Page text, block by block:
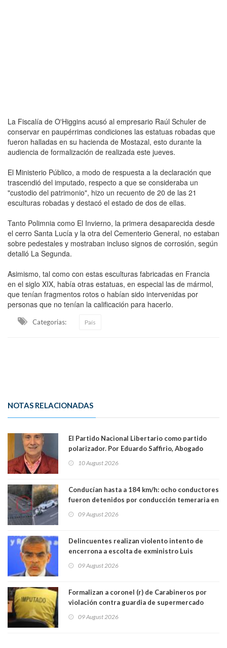
La Fiscalía de O'Higgins acusó al empresario Raúl Schuler de
conservar en paupérrimas condiciones las estatuas robadas que
fueron halladas en su hacienda de Mostazal, esto durante la
audiencia de formalización de realizada este jueves.
El Ministerio Público, a modo de respuesta a la declaración que
trascendió del imputado, respecto a que se consideraba un
"custodio del patrimonio", hizo un recuento de 20 de las 21
esculturas robadas y destacó el estado de dos de ellas.
Tanto Polimnia como El Invierno, la primera desaparecida desde
el cerro Santa Lucía y la otra del Cementerio General, no estaban
sobre pedestales y mostraban incluso signos de corrosión, según
detalló La Segunda.
Asimismo, tal como con estas esculturas fabricadas en Francia
en el siglo XIX, había otras estatuas, en especial las de mármol,
que tenían fragmentos rotos o habían sido intervenidas por
personas que no tenían la calificación para hacerlo.
Categorias: País
NOTAS RELACIONADAS
El Partido Nacional Libertario como partido
polarizador. Por Eduardo Saffirio, Abogado
10 August 2026
Conducían hasta a 184 km/h: ocho conductores
fueron detenidos por conducción temeraria en
09 August 2026
Delincuentes realizan violento intento de
encerrona a escolta de exministro Luis
Lo Espejo
09 August 2026
Formalizan a coronel (r) de Carabineros por
violación contra guardia de supermercado
09 August 2026